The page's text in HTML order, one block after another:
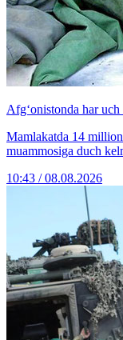
Afg‘onistonda har
Mamlakatda 14
muammosiga duch
10:43 / 08.08.2026